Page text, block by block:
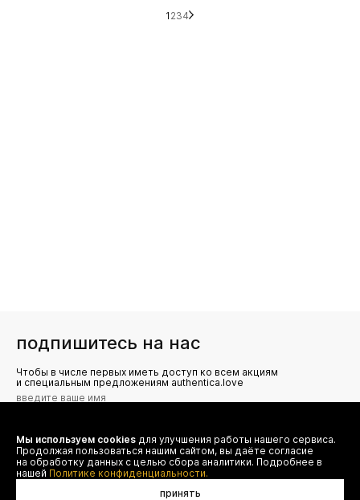
1 234
подпишитесь на нас
Чтобы в числе первых иметь доступ ко всем акциям
и специальным предложениям authentica.love
Я даю согласие на сбор, обработку и хранение моих
персональных данных (имя, email, телефон) для получения
рекламных и информационных рассылок от ООО 'БТ
Юнайтед', а также ознакомлен(а) с
Политикой конфиденциальности
Мы используем cookies для улучшения работы нашего сервиса.
Продолжая пользоваться нашим сайтом, вы даёте согласие
на обработку данных с целью сбора аналитики. Подробнее в
нашей Политике конфиденциальности.
принять